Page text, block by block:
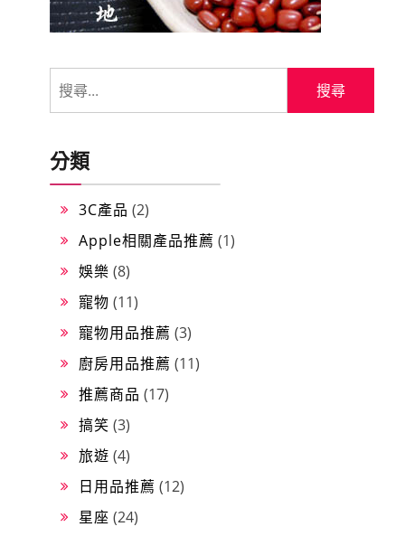
分類
3C產品 (2)
Apple相關產品推薦 (1)
娛樂 (8)
寵物 (11)
寵物用品推薦 (3)
廚房用品推薦 (11)
推薦商品 (17)
搞笑 (3)
旅遊 (4)
日用品推薦 (12)
星座 (24)